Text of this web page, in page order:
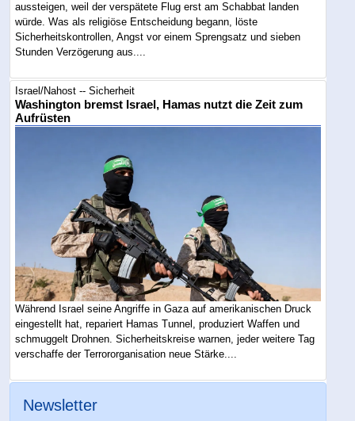
aussteigen, weil der verspätete Flug erst am Schabbat landen
würde. Was als religiöse Entscheidung begann, löste
Sicherheitskontrollen, Angst vor einem Sprengsatz und sieben
Stunden Verzögerung aus....
Israel/Nahost -- Sicherheit
Washington bremst Israel, Hamas nutzt die Zeit zum
Aufrüsten
Während Israel seine Angriffe in Gaza auf amerikanischen Druck
eingestellt hat, repariert Hamas Tunnel, produziert Waffen und
schmuggelt Drohnen. Sicherheitskreise warnen, jeder weitere Tag
verschaffe der Terrororganisation neue Stärke....
Newsletter